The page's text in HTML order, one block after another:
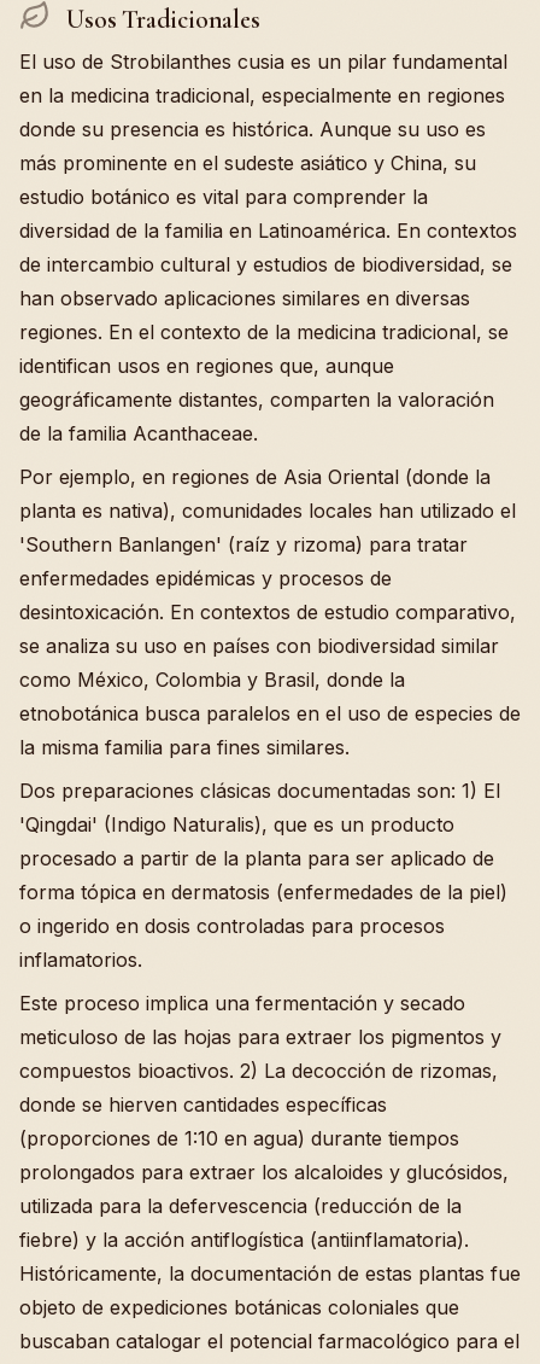
Usos Tradicionales
El uso de Strobilanthes cusia es un pilar fundamental
en la medicina tradicional, especialmente en regiones
donde su presencia es histórica. Aunque su uso es
más prominente en el sudeste asiático y China, su
estudio botánico es vital para comprender la
diversidad de la familia en Latinoamérica. En contextos
de intercambio cultural y estudios de biodiversidad, se
han observado aplicaciones similares en diversas
regiones. En el contexto de la medicina tradicional, se
identifican usos en regiones que, aunque
geográficamente distantes, comparten la valoración
de la familia Acanthaceae.
Por ejemplo, en regiones de Asia Oriental (donde la
planta es nativa), comunidades locales han utilizado el
'Southern Banlangen' (raíz y rizoma) para tratar
enfermedades epidémicas y procesos de
desintoxicación. En contextos de estudio comparativo,
se analiza su uso en países con biodiversidad similar
como México, Colombia y Brasil, donde la
etnobotánica busca paralelos en el uso de especies de
la misma familia para fines similares.
Dos preparaciones clásicas documentadas son: 1) El
'Qingdai' (Indigo Naturalis), que es un producto
procesado a partir de la planta para ser aplicado de
forma tópica en dermatosis (enfermedades de la piel)
o ingerido en dosis controladas para procesos
inflamatorios.
Este proceso implica una fermentación y secado
meticuloso de las hojas para extraer los pigmentos y
compuestos bioactivos. 2) La decocción de rizomas,
donde se hierven cantidades específicas
(proporciones de 1:10 en agua) durante tiempos
prolongados para extraer los alcaloides y glucósidos,
utilizada para la defervescencia (reducción de la
fiebre) y la acción antiflogística (antiinflamatoria).
Históricamente, la documentación de estas plantas fue
objeto de expediciones botánicas coloniales que
buscaban catalogar el potencial farmacológico para el